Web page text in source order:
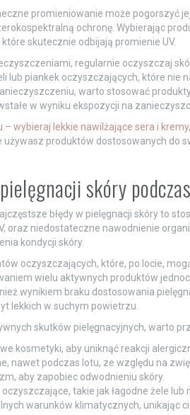
promieniowanie może pogorszyć
ochronę. Wybierając
skutecznie odbijają promienie UV.
regularnie oczyszczaj
lub piankek oczyszczających, które nie
warto stosować
w wyniku ekspozycji na
– wybieraj lekkie nawilżające sera i kremy
produktów dostosowanych do
skóry
błędy w pielęgnacji skóry to
oraz niedostateczne nawodnienie
kondycji skóry.
oczyszczających, które, po locie,
wielu aktywnych produktów
wynikiem braku dostosowania
lekkich w suchym powietrzu.
skutków pielęgnacyjnych, warto
kosmetyki, aby uniknąć reakcji
nawet podczas lotu, ze względu na
aby zapobiec odwodnieniu skóry.
takie jak łagodne żele lub
warunków klimatycznych, unikając